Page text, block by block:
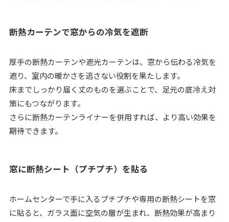
断熱カーテンで窓からの冷気を遮断
厚手の断熱カーテンや遮光カーテンは、窓から伝わる冷気を
遮り、室内の暖かさを逃さない役割を果たします。
床までしっかり届く丈のものを選ぶことで、足元の底冷え対
策にもつながります。
さらに断熱カーテンライナーを併用すれば、より高い効果を
期待できます。
窓に断熱シート（プチプチ）を貼る
ホームセンターで手に入るプチプチや専用の断熱シートを窓
に貼ると、ガラス面に空気の層が生まれ、断熱効果が高まり